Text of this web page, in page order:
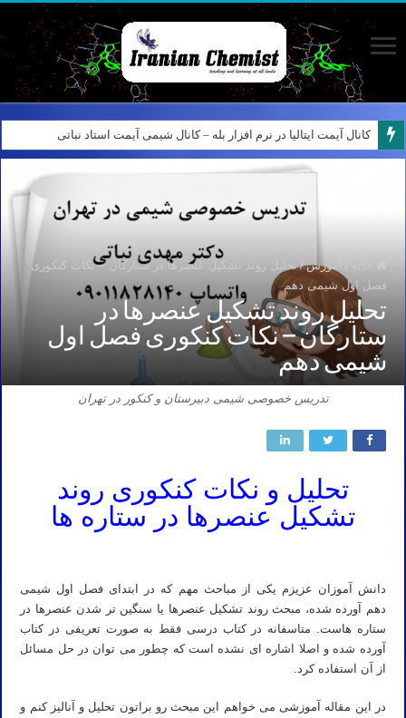
کانال آیمت ایتالیا در نرم افزار بله – کانال شیمی آیمت استاد نباتی
آموزش / تحلیل روند تشکیل عنصرها در ستارگان – نکات کنکوری
فصل اول شیمی دهم
تحلیل روند تشکیل عنصرها در
ستارگان – نکات کنکوری فصل اول
شیمی دهم
تدریس خصوصی شیمی دبیرستان و کنکور در تهران
تحلیل و نکات کنکوری روند
تشکیل عنصرها در ستاره ها
دانش آموزان عزیزم یکی از مباحث مهم که در ابتدای فصل اول شیمی
دهم آورده شده، مبحث روند تشکیل عنصرها یا سنگین تر شدن عنصرها در
ستاره هاست. متاسفانه در کتاب درسی فقط به صورت تعریفی در کتاب
آورده شده و اصلا اشاره ای نشده است که چطور می توان در حل مسائل
از آن استفاده کرد.
در این مقاله آموزشی می خواهم این مبحث رو براتون تحلیل و آنالیز کنم و